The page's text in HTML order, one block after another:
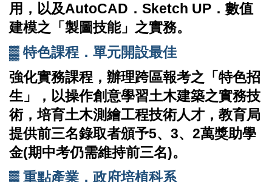
用，以及AutoCAD ． Sketch UP ．數值
建模之「製圖技能」之實務。
▓ 特色課程．單元開設最佳
強化實務課程，辦理跨區報考之「特色招
生」，以操作創意學習土木建築之實務技
術，培育土木測繪工程技術人才，教育局
提供前三名錄取者頒予5、 3、 2萬獎助學
金(期中考仍需維持前三名)。
▓ 重點產業．政府培植科系